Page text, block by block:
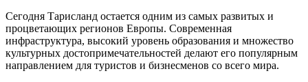
Сегодня Тарисланд остается одним из самых развитых и
процветающих регионов Европы. Современная
инфраструктура, высокий уровень образования и множество
культурных достопримечательностей делают его популярным
направлением для туристов и бизнесменов со всего мира.